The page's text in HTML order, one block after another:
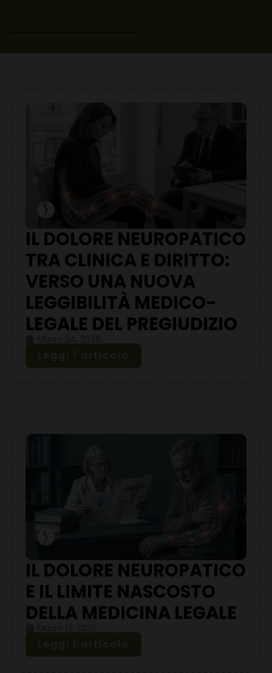
IL DOLORE NEUROPATICO
TRA CLINICA E DIRITTO:
VERSO UNA NUOVA
LEGGIBILITÀ MEDICO-
LEGALE DEL PREGIUDIZIO
Leggi l'articolo
IL DOLORE NEUROPATICO
E IL LIMITE NASCOSTO
DELLA MEDICINA LEGALE
Leggi l'articolo